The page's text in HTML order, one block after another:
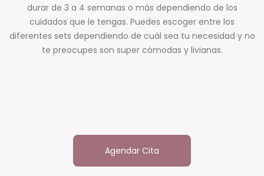
durar de 3 a 4 semanas o más dependiendo de los
cuidados que le tengas. Puedes escoger entre los
diferentes sets dependiendo de cuál sea tu necesidad y no
te preocupes son super cómodas y livianas.
Agendar Cita